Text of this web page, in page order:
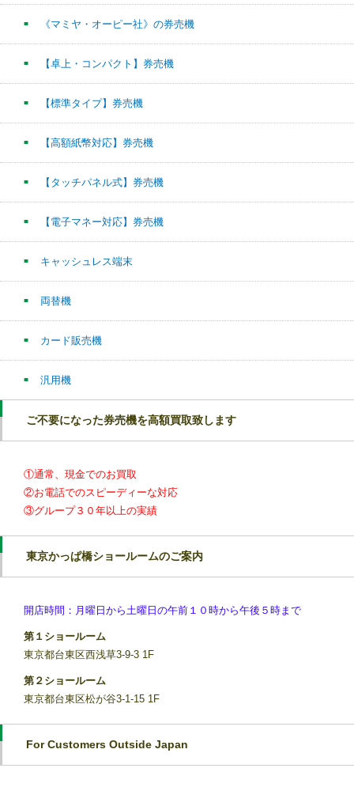
《マミヤ・オーピー社》の券売機
【卓上・コンパクト】券売機
【標準タイプ】券売機
【高額紙幣対応】券売機
【タッチパネル式】券売機
【電子マネー対応】券売機
キャッシュレス端末
両替機
カード販売機
汎用機
ご不要になった券売機を高額買取致します
①通常、現金でのお買取
②お電話でのスピーディーな対応
③グループ３０年以上の実績
東京かっぱ橋ショールームのご案内
開店時間：月曜日から土曜日の午前１０時から午後５時まで
第１ショールーム
東京都台東区西浅草3-9-3 1F
第２ショールーム
東京都台東区松が谷3-1-15 1F
For Customers Outside Japan